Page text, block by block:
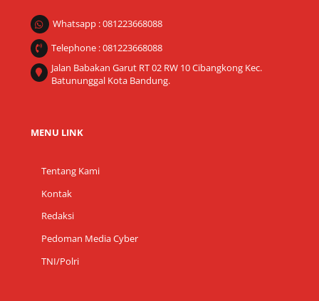
Whatsapp : 081223668088
Telephone : 081223668088
Jalan Babakan Garut RT 02 RW 10 Cibangkong Kec.
Batununggal Kota Bandung.
MENU LINK
Tentang Kami
Kontak
Redaksi
Pedoman Media Cyber
TNI/Polri